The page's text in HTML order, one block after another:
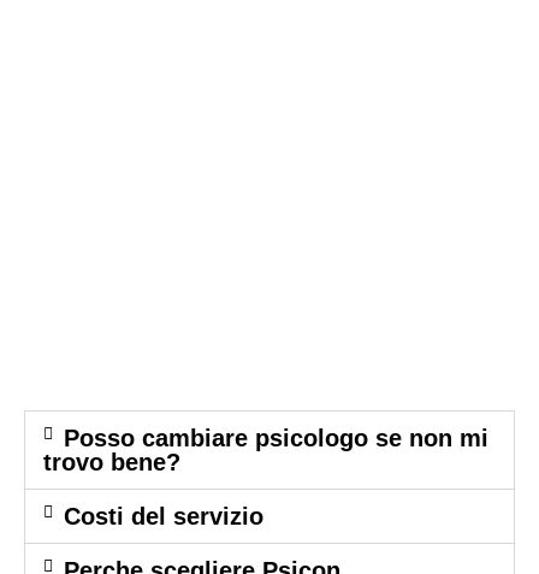
Posso cambiare psicologo se non mi
trovo bene?
Costi del servizio